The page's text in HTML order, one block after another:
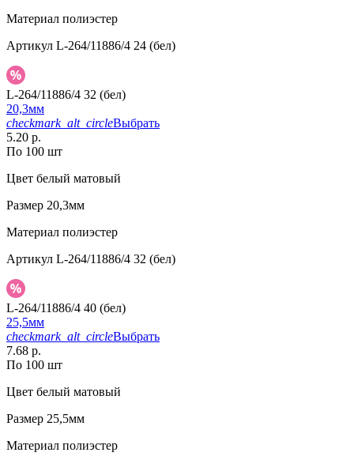
Материал полиэстер
Артикул L-264/11886/4 24 (бел)
L-264/11886/4 32 (бел)
20,3мм
checkmark_alt_circleВыбрать
5.20 р.
По 100 шт
Цвет белый матовый
Размер 20,3мм
Материал полиэстер
Артикул L-264/11886/4 32 (бел)
L-264/11886/4 40 (бел)
25,5мм
checkmark_alt_circleВыбрать
7.68 р.
По 100 шт
Цвет белый матовый
Размер 25,5мм
Материал полиэстер